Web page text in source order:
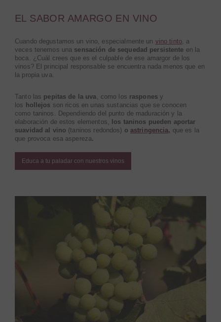
EL SABOR AMARGO EN VINO
Cuando degustamos un vino, especialmente un vino tinto, a
veces tenemos una sensación de sequedad persistente en la
boca. ¿Cuál crees que es el culpable de ese amargor de los
vinos? El principal responsable se encuentra nada menos que en
la propia uva.
Tanto las pepitas de la uva, como los rasponesy
los
hollejos son ricos en unas sustancias que se conocen
como taninos . Dependiendo del punto de maduración y la
elaboración de estos elementos,
los taninos pueden aportar
suavidad al vino (taninos redondos) o astringencia, que es la
que provoca esa aspereza.
Educa a tu paladar con nuestros vinos